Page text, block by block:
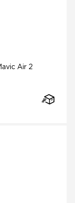
Air 2